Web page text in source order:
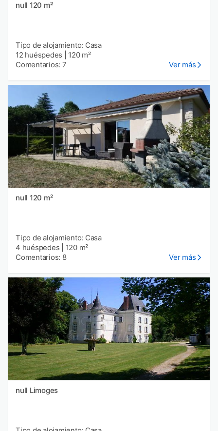
null 120 m²
Tipo de alojamiento: Casa
12 huéspedes
120 m²
Comentarios: 7
Ver más
null 120 m²
Tipo de alojamiento: Casa
4 huéspedes
120 m²
Comentarios: 8
Ver más
null Limoges